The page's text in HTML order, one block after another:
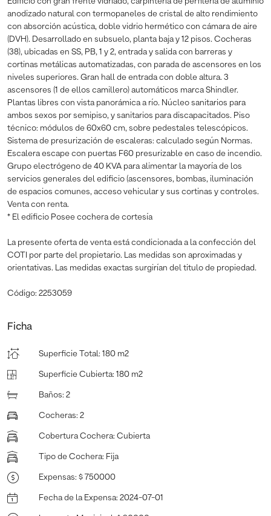
anodizado natural con termopaneles de cristal de alto rendimiento
con absorción acústica, doble vidrio hermético con cámara de aire
(DVH). Desarrollado en subsuelo, planta baja y 12 pisos. Cocheras
(38), ubicadas en SS, PB, 1 y 2, entrada y salida con barreras y
cortinas metálicas automatizadas, con parada de ascensores en los
niveles superiores. Gran hall de entrada con doble altura. 3
ascensores (1 de ellos camillero) automáticos marca Shindler.
Plantas libres con vista panorámica a río. Núcleo sanitarios para
ambos sexos por semipiso, y sanitarios para discapacitados. Piso
técnico: módulos de 60x60 cm, sobre pedestales telescópicos.
Sistema de presurización de escaleras: calculado según Normas.
Escalera escape con puertas F60 presurizable en caso de incendio.
Grupo electrógeno de 40 KVA para alimentar la mayoría de los
servicios generales del edificio (ascensores, bombas, iluminación
de espacios comunes, acceso vehicular y sus cortinas y controles.
Venta con renta.
* El edificio Posee cochera de cortesía
La presente oferta de venta está condicionada a la confección del
COTI por parte del propietario. Las medidas son aproximadas y
orientativas. Las medidas exactas surgirían del titulo de propiedad.
Código: 2253059
Ficha
Superficie Total : 180 m2
Superficie Cubierta: 180 m2
Baños: 2
Cocheras: 2
Cobertura Cochera: Cubierta
Tipo de Cochera: Fija
Expensas: $ 750000
Fecha de la Expensa: 2024-07-01